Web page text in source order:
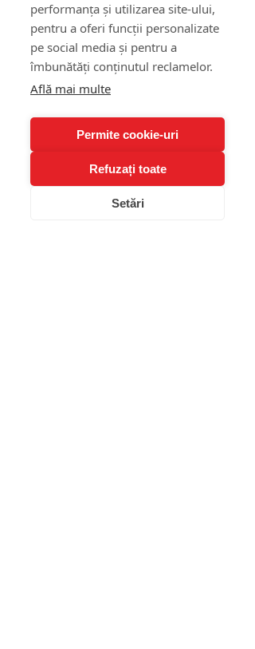
performanța și utilizarea site-ului,
pentru a oferi funcții personalizate
pe social media și pentru a
îmbunătăți conținutul reclamelor.
Află mai multe
Permite cookie-uri
Refuzați toate
Setări
Când cauţi un psiholog anxietate,
iată ce criterii să verifici:
specializare în tulburări de
anxietate, atacuri de panică,
fobii
dovezi (CBT, ACT, expunere)
dacă e convenabil
claritate asupra duratei
terapiei, frecvenţei şedinţelor,